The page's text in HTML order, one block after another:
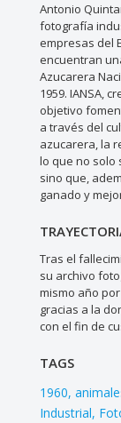
Antonio
fotografía
empresas del
encuentran
Azucarera
1959. IANSA,
objetivo
a través del
azucarera, la
lo que no solo
sino que,
ganado y
Tras el
su archivo
mismo año
gracias a la
con el fin de
TAGS
1960
Industrial